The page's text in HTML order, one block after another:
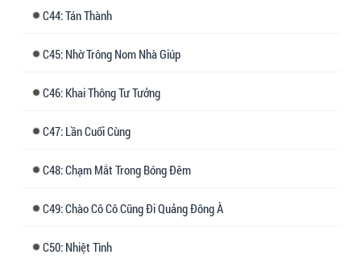
44: Tán Thành
45: Nhờ Trông Nom Nhà Giúp
46: Khai Thông Tư Tưởng
47: Lần Cuối Cùng
48: Chạm Mắt Trong Bóng Đêm
49: Chào Cô Cô Cũng Đi Quảng Đông À
50: Nhiệt Tình